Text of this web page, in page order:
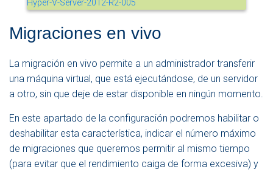
Migraciones en vivo
La migración en vivo permite a un administrador transferir
una máquina virtual, que está ejecutándose, de un servidor
a otro, sin que deje de estar disponible en ningún momento.
En este apartado de la configuración podremos habilitar o
deshabilitar esta característica, indicar el número máximo
de migraciones que queremos permitir al mismo tiempo
(para evitar que el rendimiento caiga de forma excesiva) y